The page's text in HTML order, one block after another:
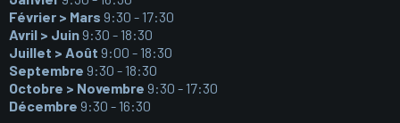
Février > Mars 9:30 - 17:30
Avril > Juin 9:30 - 18:30
Juillet > Août 9:00 - 18:30
Septembre 9:30 - 18:30
Octobre > Novembre 9:30 - 17:30
Décembre 9:30 - 16:30